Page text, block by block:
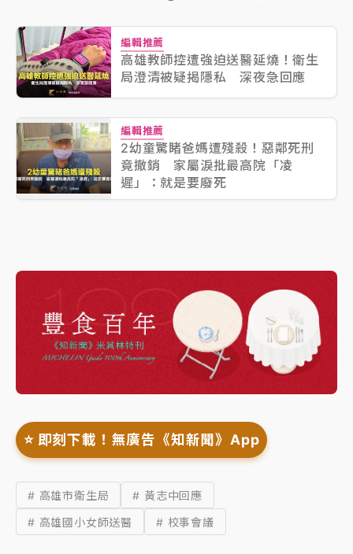
編輯推薦
高雄教師控遭強迫送醫延燒！衛生
局澄清被疑揭隱私 深夜急回應
編輯推薦
2幼童驚睹爸媽遭殘殺！惡鄰死刑
竟撤銷 家屬淚批最高院「凌
遲」：就是要廢死
⭐️ 即刻下載！無廣告《知新聞》App
# 高雄市衛生局
# 黃志中回應
# 高雄國小女師送醫
# 校事會議